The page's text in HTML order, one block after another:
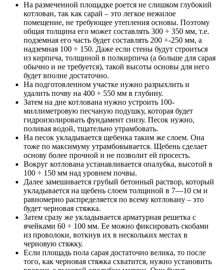
На размеченной площадке роется не слишком глубокий
котлован, так как сарай – это легкое нежилое
помещение, не требующее утепления основы. Поэтому
общая толщина его может составлять 300 ÷ 350 мм, т.е.
подземная его часть будет составлять 200 ÷-250 мм, а
надземная 100 ÷ 150. Даже если стены будут строиться
из кирпича, толщиной в полкирпича (а больше для сарая
обычно и не требуется), такой высоты основы для него
будет вполне достаточно.
На подготовленном участке нужно разрыхлить и
удалить почву на 400 ÷ 550 мм в глубину.
Затем на дне котлована нужно устроить 100-
миллиметровую песчаную подушку, которая будет
гидроизолировать фундамент снизу. Песок нужно,
поливая водой, тщательно утрамбовать.
На песок укладывается щебенка таким же слоем. Она
тоже по максимуму утрамбовывается. Щебень сделает
основу более прочной и не позволит ей просесть.
Вокруг котлована устанавливается опалубка, высотой в
100 ÷ 150 мм над уровнем почвы.
Далее замешивается грубый бетонный раствор, который
укладывается на щебень слоем толщиной в 7—10 см и
равномерно распределяется по всему котловану – это
будет черновая стяжка.
Затем сразу же укладывается арматурная решетка с
ячейками 60 ÷ 100 мм. Ее можно фиксировать скобами
из проволоки, воткнув их в нескольких местах в
черновую стяжку.
Если площадь пола сарая достаточно велика, то после
того, как черновая стяжка схватится, нужно установить